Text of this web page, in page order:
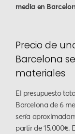
media en
Precio de
Barcelona
materiales
El presupuesto
Barcelona de 6
sería
partir de 15.000€.